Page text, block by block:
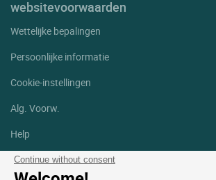
Continue without consent
websitevoorwaarden
Wettelijke bepalingen
Persoonlijke informatie
Cookie-instellingen
Alg. Voorw.
Help
Sitemap